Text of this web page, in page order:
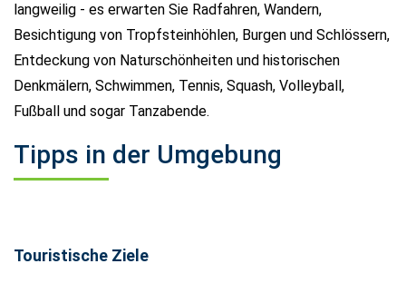
langweilig - es erwarten Sie Radfahren, Wandern,
Besichtigung von Tropfsteinhöhlen, Burgen und Schlössern,
Entdeckung von Naturschönheiten und historischen
Denkmälern, Schwimmen, Tennis, Squash, Volleyball,
Fußball und sogar Tanzabende.
Tipps in der Umgebung
Touristische Ziele